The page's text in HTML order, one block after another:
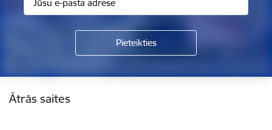
Ātrās saites